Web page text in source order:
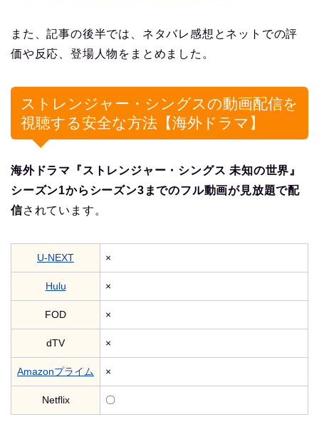
また、記事の後半では、ネタバレ感想とネットでの評
価や反応、登場人物をまとめました。
ストレンジャー・シングスの動画配信を
視聴する安全な方法【海外ドラマ】
海外ドラマ『ストレンジャー・シングス 未知の世界』
シーズン1からシーズン3までのフル動画が見放題で配
信されています。
U-NEXT ×
Hulu ×
FOD ×
dTV ×
Amazonプライム ×
Netflix 〇